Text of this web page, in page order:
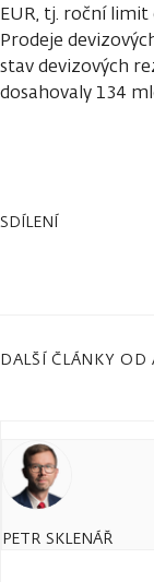
EUR, tj. roční limit
Prodeje
stav devizových
dosahovaly 134
SDÍLENÍ
DALŠÍ ČLÁNKY OD
PETR SKLENÁŘ